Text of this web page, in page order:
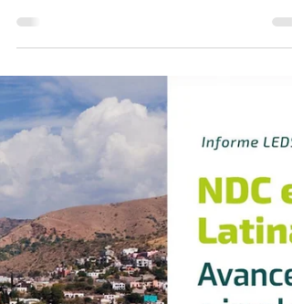
¿Conexión mortal?
Temas centrales de la política en México El
envío masivo a los Estados Unidos de
narcotraficantes de todo nivel, sin mayores
supuso cumplir su colaboración en la lucha
contra el narcotráfico. Parte 1 Por Miguel
Tirado Rasso mitirasso@yahoo.com.mx No
parece que las cosas le estén saliendo bien
a Morena en el sensible tema del
enfrentamiento al crimen organizado. La